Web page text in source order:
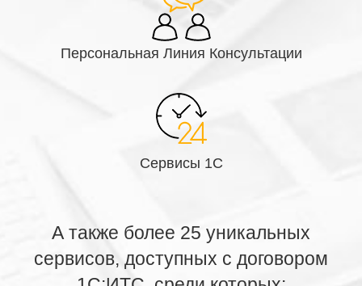
Персональная Линия Консультации
Сервисы 1С
А также более 25 уникальных
сервисов, доступных с договором